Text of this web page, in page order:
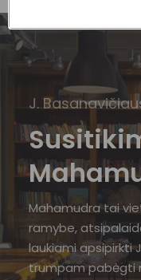
J.
Mahamudra tai
ramybe,
laukiami apsipirkti
trumpam pabėgti